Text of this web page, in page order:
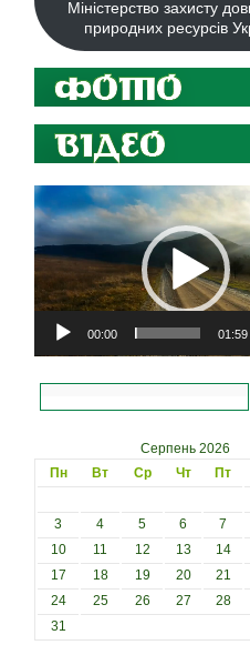
Міністерство захисту
природних ресурсів
Відеопрогравач
00:00 01:59
Серпень 2026
Пн
Вт Ср Чт Пт
3
4 5 6 7
10
11 12 13 14
17
18 19 20 21
24
25 26 27 28
31